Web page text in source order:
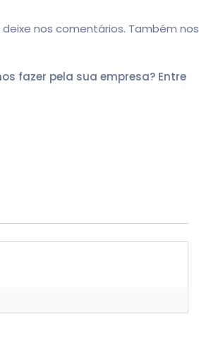
nos comentários. Também nos
fazer pela sua empresa? Entre